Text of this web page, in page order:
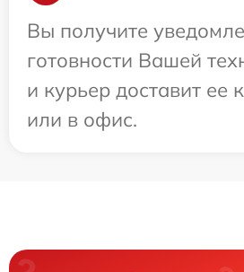
Вы получите
готовности Вашей
и курьер доставит ее
или в офис.